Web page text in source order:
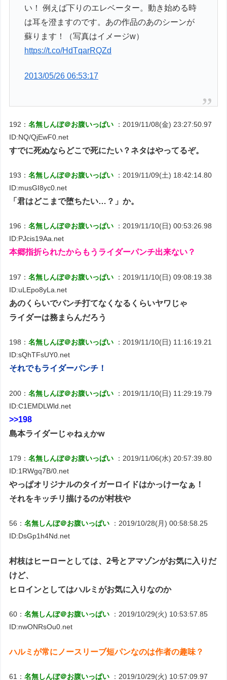
い！ 例えば下りのエレベーター。動き始める時
は耳を澄ますのです。あの作品のあのシーンが
蘇ります！（写真はイメージw）
https://t.co/HdTqarRQZd
2013/05/26 06:53:17
192：名無しんぼ＠お腹いっぱい
：2019/11/08(金) 23:27:50.97
ID:NQ/QjEwF0.net
すでに死ぬならどこで死にたい？ネタはやってるぞ。
193：名無しんぼ＠お腹いっぱい
：2019/11/09(土) 18:42:14.80
ID:musGI8yc0.net
「君はどこまで堕ちたい…？」か。
196：名無しんぼ＠お腹いっぱい
：2019/11/10(日) 00:53:26.98
ID:PJcis19Aa.net
本郷指折られたからもうライダーパンチ出来ない？
197：名無しんぼ＠お腹いっぱい
：2019/11/10(日) 09:08:19.38
ID:uLEpo8yLa.net
あのくらいでパンチ打てなくなるくらいヤワじゃ
ライダーは務まらんだろう
198：名無しんぼ＠お腹いっぱい
：2019/11/10(日) 11:16:19.21
ID:sQhTFsUY0.net
それでもライダーパンチ！
200：名無しんぼ＠お腹いっぱい
：2019/11/10(日) 11:29:19.79
ID:C1EMDLWld.net
>>198
島本ライダーじゃねぇかw
179：名無しんぼ＠お腹いっぱい
：2019/11/06(水) 20:57:39.80
ID:1RWgq7B/0.net
やっぱオリジナルのタイガーロイドはかっけーなぁ！
それをキッチリ描けるのが村枝や
56：名無しんぼ＠お腹いっぱい
：2019/10/28(月) 00:58:58.25
ID:DsGp1h4Nd.net
村枝はヒーローとしては、2号とアマゾンがお気に入りだ
けど、
ヒロインとしてはハルミがお気に入りなのか
60：名無しんぼ＠お腹いっぱい
：2019/10/29(火) 10:53:57.85
ID:nwONRsOu0.net
ハルミが常にノースリーブ短パンなのは作者の趣味？
61：名無しんぼ＠お腹いっぱい ：2019/10/29(火) 10:57:09.97